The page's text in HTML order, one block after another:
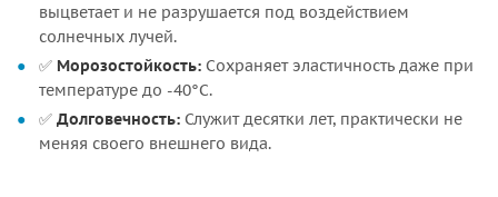
выцветает и не разрушается под воздействием
солнечных лучей.
✅ Морозостойкость: Сохраняет эластичность даже при
температуре до -40°C.
✅ Долговечность: Служит десятки лет, практически не
меняя своего внешнего вида.